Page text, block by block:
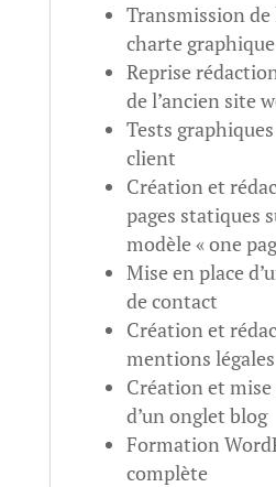
Transmission
charte graphique
Reprise
de l’ancien site
Tests
client
Création et
pages statiques
modèle « one
Mise en place
de contact
Création et
mentions légales
Création et mise
d’un onglet blog
Formation
complète